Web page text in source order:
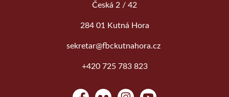
Česká 2 / 42
284 01 Kutná Hora
sekretar@fbckutnahora.cz
+420 725 783 823